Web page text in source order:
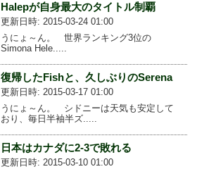
Halepが自身最大のタイトル制覇
更新日時: 2015-03-24 01:00
うにょ～ん。 世界ランキング3位の
Simona Hele.....
復帰したFishと、久しぶりのSerena
更新日時: 2015-03-17 01:00
うにょ～ん。 シドニーは天気も安定して
おり、毎日半袖半ズ.....
日本はカナダに2-3で敗れる
更新日時: 2015-03-10 01:00